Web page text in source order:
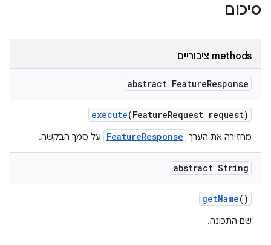
סיכום
‫methods ציבוריים
abstract FeatureResponse
execute(FeatureRequest request)
מחזירה את הערך FeatureResponse על סמך הבקשה.
abstract String
getName()
שם התכונה.